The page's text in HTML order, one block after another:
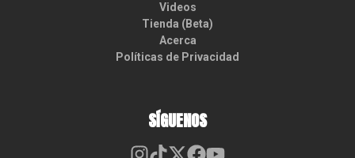
Videos
Tienda (Beta)
Acerca
Políticas de Privacidad
SÍGUENOS